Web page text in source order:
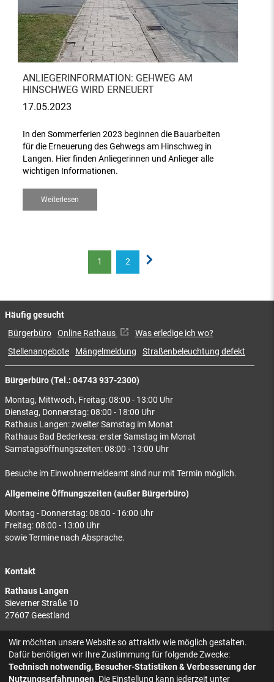
ANLIEGERINFORMATION: GEHWEG AM
HINSCHWEG WIRD ERNEUERT
17.05.2023
In den Sommerferien 2023 beginnen die Bauarbeiten
für die Erneuerung des Gehwegs am Hinschweg in
Langen. Hier finden Anliegerinnen und Anlieger alle
wichtigen Informationen.
Weiterlesen
1 2
Bürgerbüro (Tel.: 04743 937-2300)
Montag, Mittwoch, Freitag: 08:00 - 13:00 Uhr
Dienstag, Donnerstag: 08:00 - 18:00 Uhr
Rathaus Langen: zweiter Samstag im Monat
Rathaus Bad Bederkesa: erster Samstag im Monat
Samstagsöffnungszeiten: 08:00 - 13:00 Uhr
Besuche im Einwohnermeldeamt sind nur mit Termin möglich.
Allgemeine Öffnungszeiten (außer Bürgerbüro)
Montag - Donnerstag: 08:00 - 16:00 Uhr
Freitag: 08:00 - 13:00 Uhr
sowie Termine nach Absprache.
Kontakt
Rathaus Langen
Sieverner Straße 10
27607 Geestland
Rathaus Bad Bederkesa
Am Markt 8
27624 Geestland
Häufig gesucht
Bürgerbüro Online Rathaus
Was erledige ich wo?
Stellenangebote
Mängelmeldung Straßenbeleuchtung defekt
Wir möchten unsere Website so attraktiv wie möglich gestalten.
Dafür benötigen wir Ihre Zustimmung für folgende Zwecke:
Technisch notwendig, Besucher-Statistiken & Verbesserung der
Nutzungserfahrungen. Die Einstellung kann jederzeit unter